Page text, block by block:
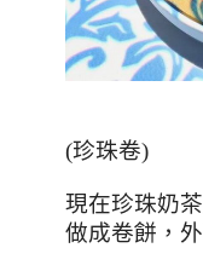
(珍珠卷)
現在珍珠奶
做成卷餅，